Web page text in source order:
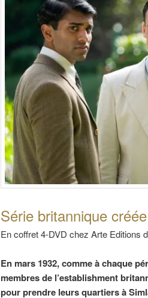
Série britannique
En coffret 4-DVD chez Arte Editions
En mars 1932, comme à chaque
membres de l’establishment
pour prendre leurs quartiers à